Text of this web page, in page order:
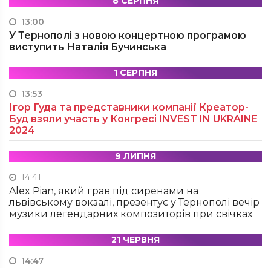
13:00
У Тернополі з новою концертною програмою
виступить Наталія Бучинська
1 СЕРПНЯ
13:53
Ігор Гуда та представники компанії Креатор-
Буд взяли участь у Конгресі INVEST IN UKRAINE
2024
9 ЛИПНЯ
14:41
Alex Pian, який грав під сиренами на
львівському вокзалі, презентує у Тернополі вечір
музики легендарних композиторів при свічках
21 ЧЕРВНЯ
14:47